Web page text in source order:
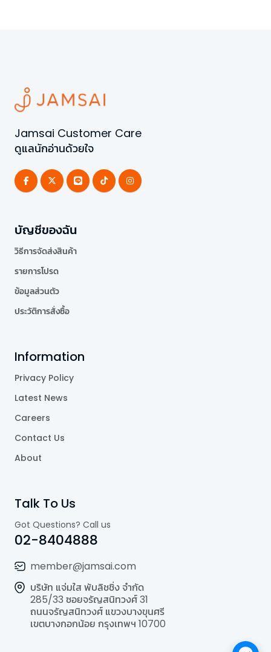
Jamsai Customer Care
ดูแลนักอ่านด้วยใจ
บัญชีของฉัน
วิธีการจัดส่งสินค้า
รายการโปรด
ข้อมูลส่วนตัว
ประวัติการสั่งซื้อ
Information
Privacy Policy
Latest News
Careers
Contact Us
About
Talk To Us
Got Questions? Call us
02-8404888
member@jamsai.com
บริษัท แจ่มใส พับลิชชิ่ง จำกัด
285/33 ซอยจรัญสนิทวงศ์ 31
ถนนจรัญสนิทวงศ์ แขวงบางขุนศรี
เขตบางกอกน้อย กรุงเทพฯ 10700